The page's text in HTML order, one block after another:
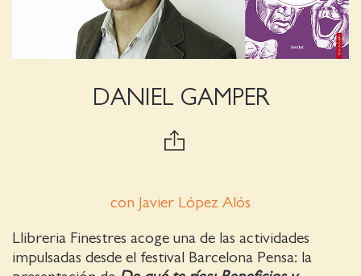
DANIEL GAMPER
con Javier López Alós
Llibreria Finestres acoge una de las actividades
impulsadas desde el festival Barcelona Pensa: la